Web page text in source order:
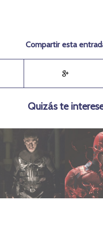
Compartir esta
Quizás te